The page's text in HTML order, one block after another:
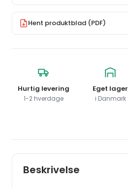
Hent produktblad (PDF)
Hurtig levering
1-2 hverdage
Eget lager
i Danmark
Beskrivelse